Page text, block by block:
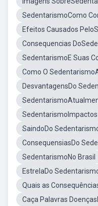
SedentarismoComo
Efeitos Causados
Consequencias
SedentarismoE Suas
Como O
DesvantagensDo
SedentarismoImpactos
SaindoDo
ConsequensiasDo
SedentarismoNo Brasil
EstrelaDo
Quais as
Caça Palavras